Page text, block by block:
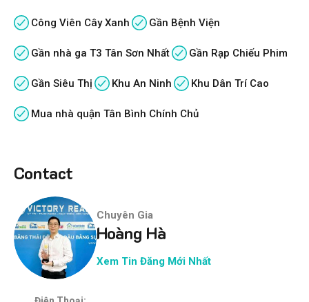
Công Viên Cây Xanh Gần Bệnh Viện
Gần nhà ga T3 Tân Sơn Nhất Gần Rạp Chiếu Phim
Gần Siêu Thị Khu An Ninh Khu Dân Trí Cao
Mua nhà quận Tân Bình Chính Chủ
Contact
Chuyên Gia
Hoàng Hà
Xem Tin Đăng Mới Nhất